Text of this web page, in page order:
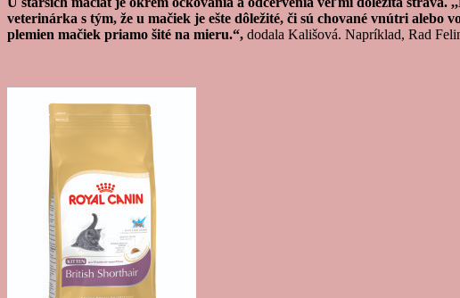
veterinárka s tým, že u mačiek je ešte dôležité, či sú chované vnútri
plemien mačiek priamo šité na mieru.“, dodala Kališová. Napríklad, Rad